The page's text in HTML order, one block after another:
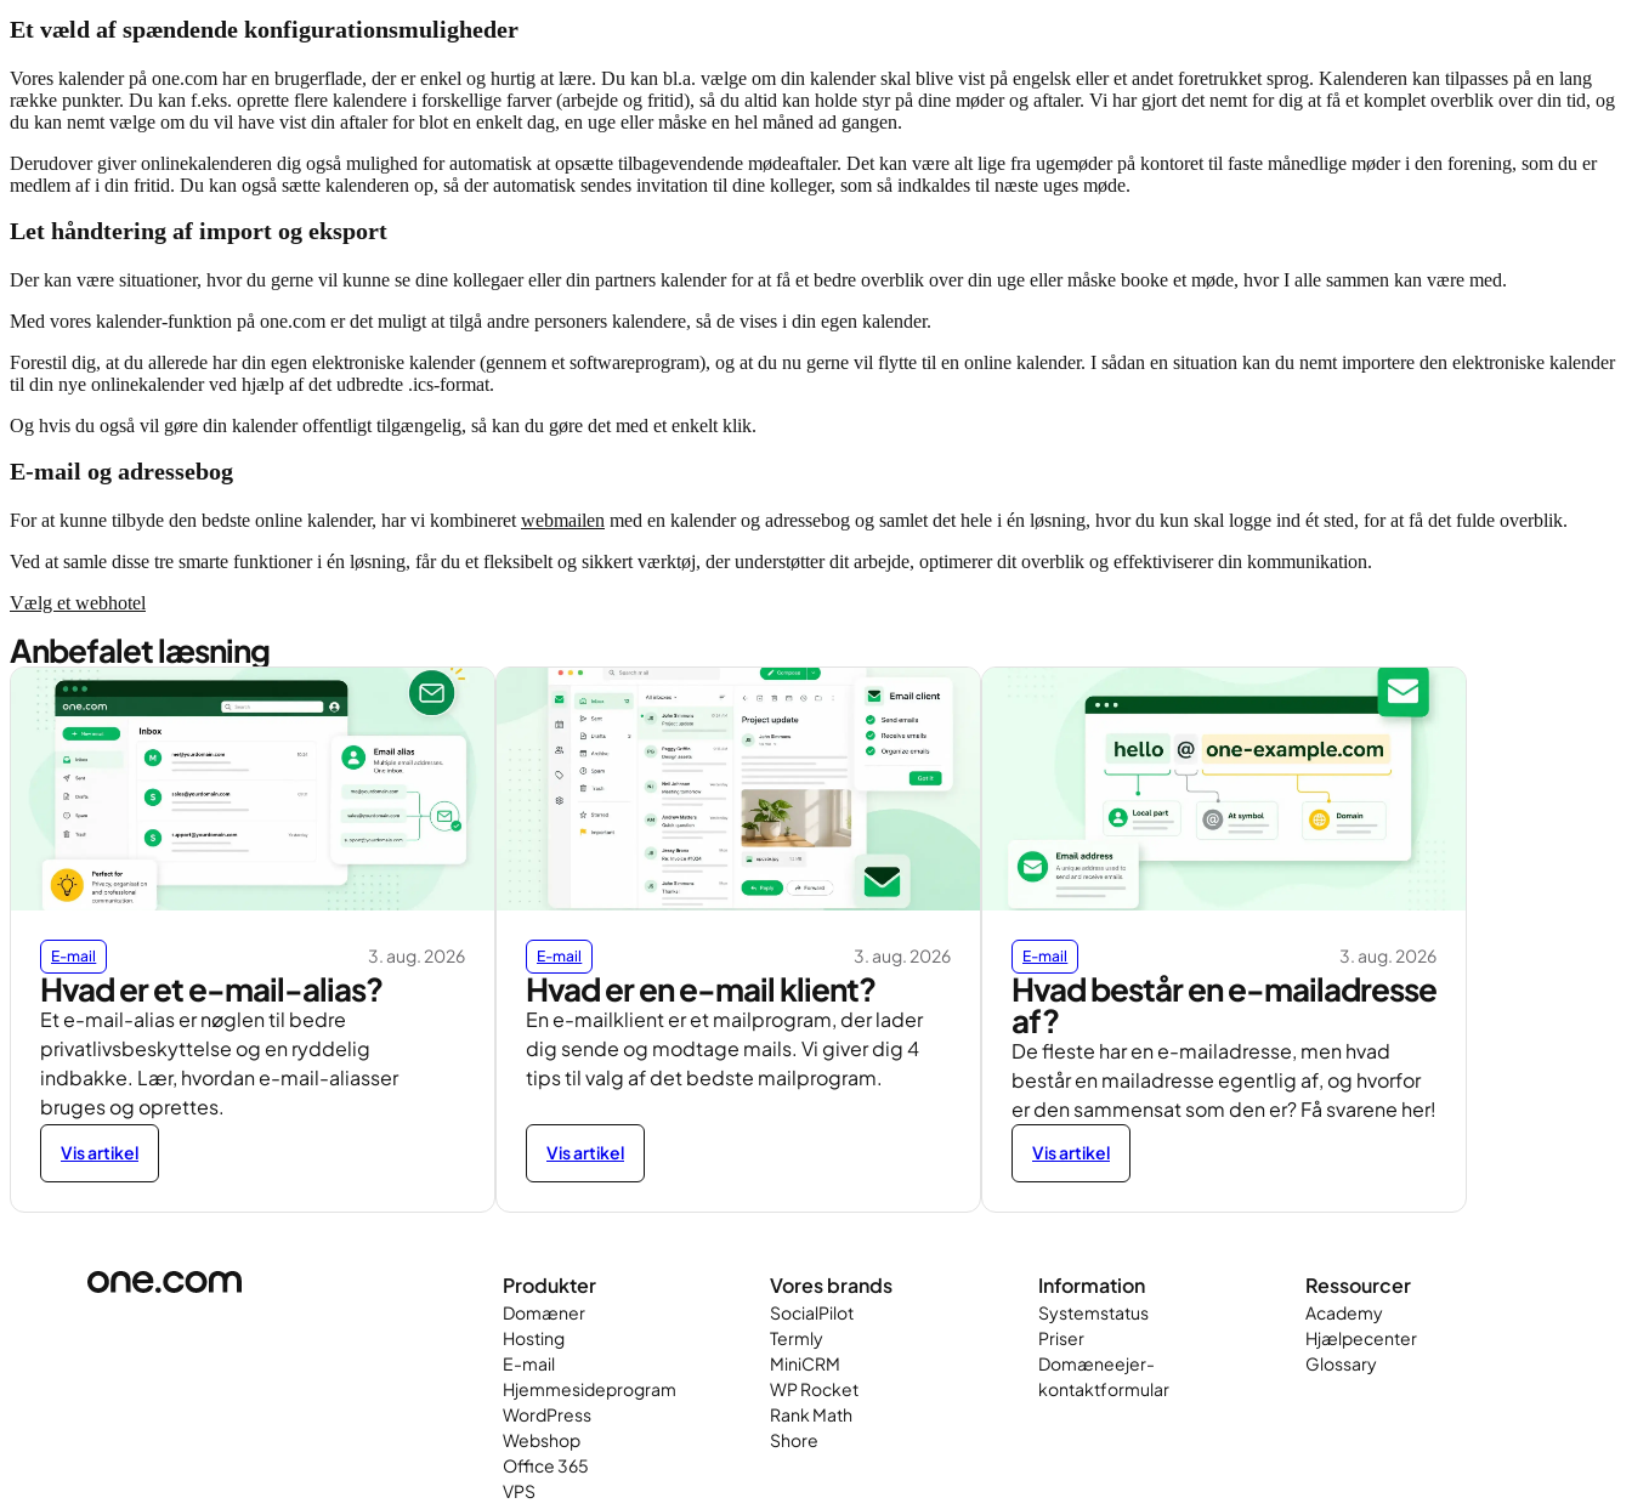
Et væld af spændende konfigurationsmuligheder
Vores kalender på one.com har en brugerflade, der er enkel og hurtig at lære. Du kan bl.a. vælge om din kalender skal blive vist på engelsk eller et andet foretrukket sprog. Kalenderen kan tilpasses på en lang
række punkter. Du kan f.eks. oprette flere kalendere i forskellige farver (arbejde og fritid), så du altid kan holde styr på dine møder og aftaler. Vi har gjort det nemt for dig at få et komplet overblik over din tid, og
du kan nemt vælge om du vil have vist din aftaler for blot en enkelt dag, en uge eller måske en hel måned ad gangen.
Derudover giver onlinekalenderen dig også mulighed for automatisk at opsætte tilbagevendende mødeaftaler. Det kan være alt lige fra ugemøder på kontoret til faste månedlige møder i den forening, som du er
medlem af i din fritid. Du kan også sætte kalenderen op, så der automatisk sendes invitation til dine kolleger, som så indkaldes til næste uges møde.
Let håndtering af import og eksport
Der kan være situationer, hvor du gerne vil kunne se dine kollegaer eller din partners kalender for at få et bedre overblik over din uge eller måske booke et møde, hvor I alle sammen kan være med.
Med vores kalender-funktion på one.com er det muligt at tilgå andre personers kalendere, så de vises i din egen kalender.
Forestil dig, at du allerede har din egen elektroniske kalender (gennem et softwareprogram), og at du nu gerne vil flytte til en online kalender. I sådan en situation kan du nemt importere den elektroniske kalender
til din nye onlinekalender ved hjælp af det udbredte .ics-format.
Og hvis du også vil gøre din kalender offentligt tilgængelig, så kan du gøre det med et enkelt klik.
E-mail og adressebog
For at kunne tilbyde den bedste online kalender, har vi kombineret webmailen med en kalender og adressebog og samlet det hele i én løsning, hvor du kun skal logge ind ét sted, for at få det fulde overblik.
Ved at samle disse tre smarte funktioner i én løsning, får du et fleksibelt og sikkert værktøj, der understøtter dit arbejde, optimerer dit overblik og effektiviserer din kommunikation.
Vælg et webhotel
Anbefalet læsning
E-mail 3. aug. 2026
Hvad er et e-mail-alias?
Et e-mail-alias er nøglen til bedre
privatlivsbeskyttelse og en ryddelig
indbakke. Lær, hvordan e-mail-aliasser
bruges og oprettes.
Vis artikel
E-mail 3. aug. 2026
Hvad er en e-mail klient?
En e-mailklient er et mailprogram, der lader
dig sende og modtage mails. Vi giver dig 4
tips til valg af det bedste mailprogram.
Vis artikel
E-mail 3. aug. 2026
Hvad består en e-mailadresse
af?
De fleste har en e-mailadresse, men hvad
består en mailadresse egentlig af, og hvorfor
er den sammensat som den er? Få svarene her!
Vis artikel
Produkter
Domæner
Hosting
E-mail
Hjemmesideprogram
WordPress
Webshop
Office 365
VPS
Vores brands
SocialPilot
Termly
MiniCRM
WP Rocket
Rank Math
Shore
Information
Systemstatus
Priser
Domæneejer-
kontaktformular
Ressourcer
Academy
Hjælpecenter
Glossary